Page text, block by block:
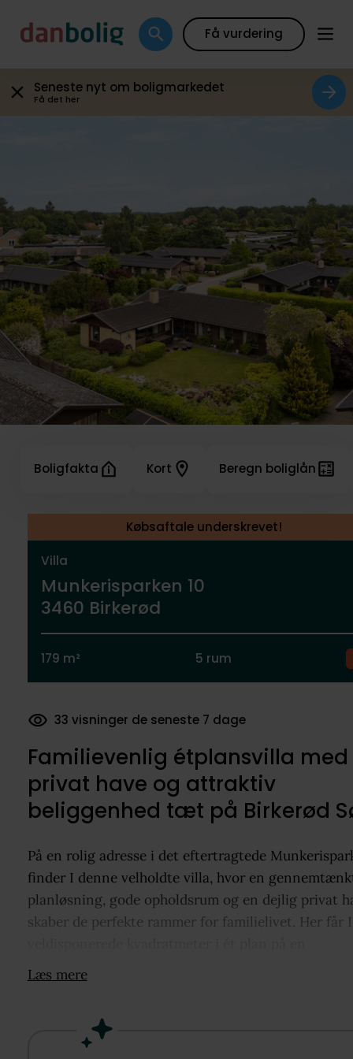
Få vurdering
Seneste nyt om boligmarkedet
Få det her
Købsaftale underskrevet!
Villa
Munkerisparken 10
3460 Birkerød
179 m² 5 rum
Boligfakta Kort Beregn boliglån
181 dokumenter downloadet
Familievenlig étplansvilla med
privat have og attraktiv
beliggenhed tæt på Birkerød
På en rolig adresse i det eftertragtede
finder I denne velholdte villa, hvor en
planløsning, gode opholdsrum og en dejlig privat
skaber de perfekte rammer for familielivet. Her får I
overskuelig grund på 801 m², kombineret med en
Allerede ved ankomsten mærker man den rolige
Læs mere
Galleri Boligfakta Kort Beregn boliglån